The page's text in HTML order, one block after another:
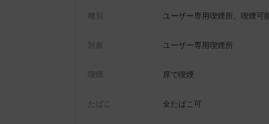
種別 ユーザー専用喫煙所、喫煙可
対象 ユーザー専用喫煙所
喫煙 席で喫煙
たばこ 全たばこ可